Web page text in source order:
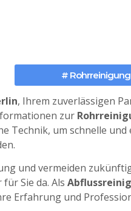
#
, Ihrem zuverlässigen
zur
Technik, um schnelle und
und vermeiden
Sie da. Als
Erfahrung und